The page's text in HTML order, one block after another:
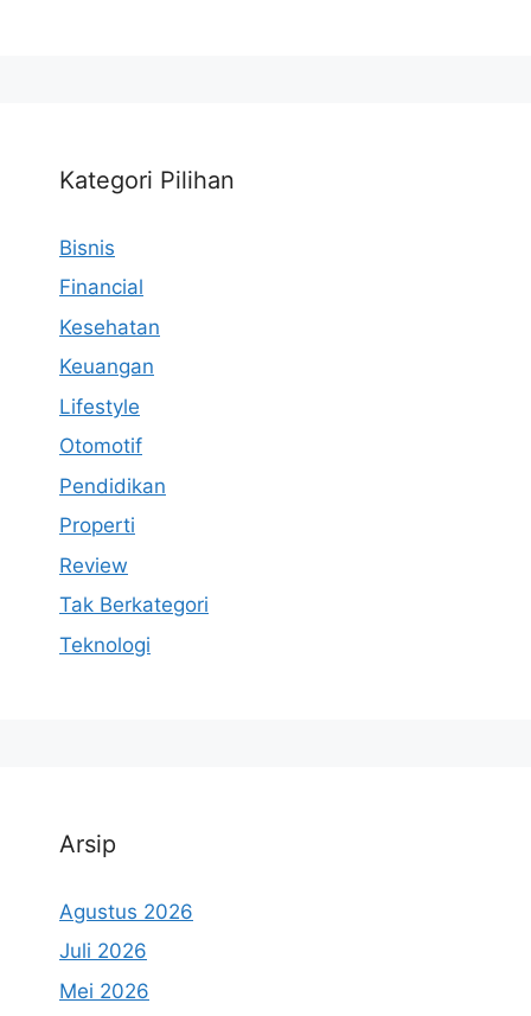
Kategori Pilihan
Bisnis
Financial
Kesehatan
Keuangan
Lifestyle
Otomotif
Pendidikan
Properti
Review
Tak Berkategori
Teknologi
Arsip
Agustus 2026
Juli 2026
Mei 2026